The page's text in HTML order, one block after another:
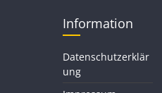
Information
Datenschutzerklär
ung